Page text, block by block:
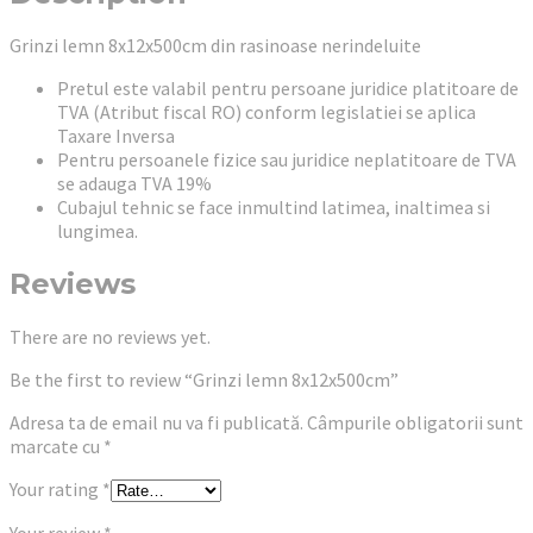
Grinzi lemn 8x12x500cm din rasinoase nerindeluite
Pretul este valabil pentru persoane juridice platitoare de
TVA (Atribut fiscal RO) conform legislatiei se aplica
Taxare Inversa
Pentru persoanele fizice sau juridice neplatitoare de TVA
se adauga TVA 19%
Cubajul tehnic se face inmultind latimea, inaltimea si
lungimea.
Reviews
There are no reviews yet.
Be the first to review “Grinzi lemn 8x12x500cm”
Adresa ta de email nu va fi publicată. Câmpurile obligatorii sunt
marcate cu *
Your rating *